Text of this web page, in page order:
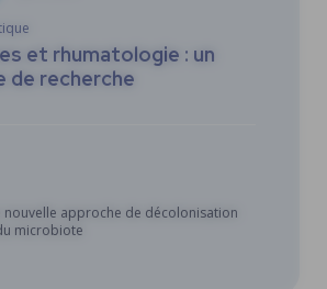
et rhumatologie : un
de recherche
nouvelle approche de décolonisation
microbiote